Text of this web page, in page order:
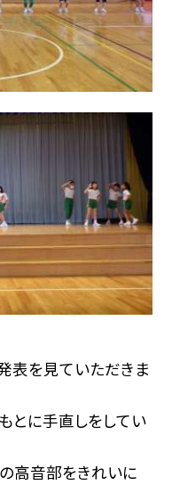
表を見ていただきま
とに手直しをしてい
の高音部をきれいに